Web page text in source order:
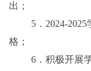
出；
5 ． 2024-2025
格；
6 ．积极开展